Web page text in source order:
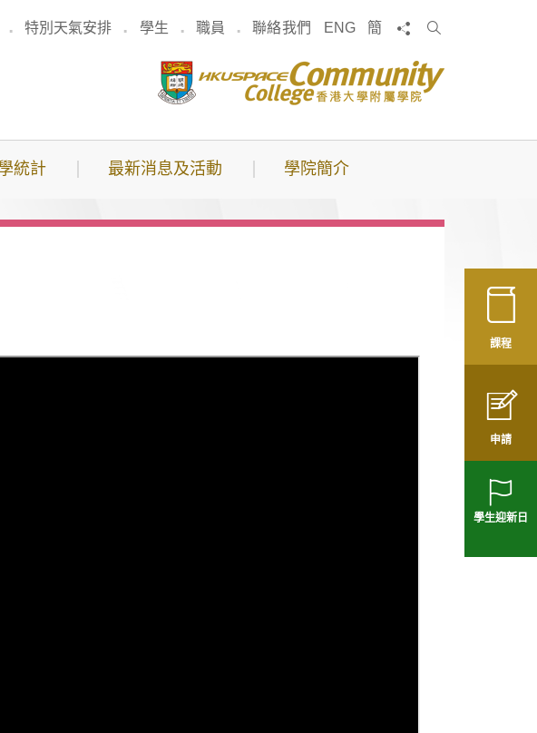
特別天氣安排 學生 職員 聯絡我們 ENG 簡 分享
搜
統計 最新消息及活動 學院簡介
課程
申請
學生迎新日